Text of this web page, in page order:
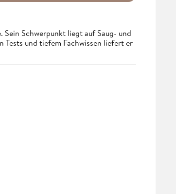
Sein Schwerpunkt liegt auf Saug- und
und tiefem Fachwissen liefert er